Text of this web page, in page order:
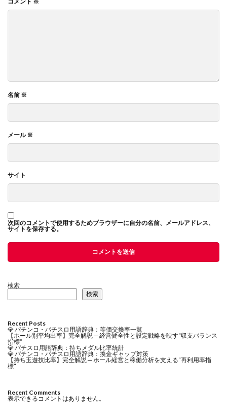
名前 ※
メール※
サイト
次回のコメントで使用するためブラウザーに自分の名前、メールアドレス、
サイトを保存する。
検索
検索
Recent Posts
💎 パチンコ・パチスロ用語辞典：等価交換率一覧
【ホール別平均出率】完全解説 ─ 経営健全性と設定戦略を映す“収支バランス
指標”
💎 パチスロ用語辞典：持ちメダル比率統計
💎 パチンコ・パチスロ用語辞典：換金ギャップ対策
【持ち玉遊技比率】完全解説 ─ ホール経営と稼働分析を支える“再利用率指
標”
Recent Comments
表示できるコメントはありません。